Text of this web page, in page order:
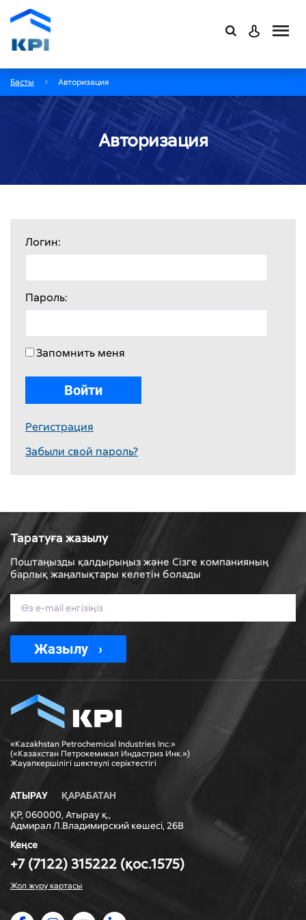
Басты Авторизация
Авторизация
Логин:
Пароль:
Запомнить меня
Регистрация
Забыли свой пароль?
Таратуға жазылу
Поштаңызды қалдырыңыз және Сізге компанияның
барлық жаңалықтары келетін болады
Жазылу
«Kazakhstan Petrochemical Industries Inc.»
(«Казахстан Петрокемикал Индастриз Инк.»)
Жауапкершiлiгi шектеулi серiктестiгi
АТЫРАУ ҚАРАБАТАН
ҚР, 060000, Атырау қ.,
Адмирал Л.Владимирский көшесі, 26В
Кеңсе
+7 (7122) 315222 (қос.1575)
Жол жүру картасы